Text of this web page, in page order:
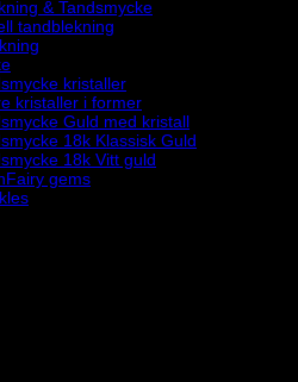
& Tandsmycke
tandblekning
kristaller
kristaller i former
Guld med kristall
18k Klassisk Guld
18k Vitt guld
gems